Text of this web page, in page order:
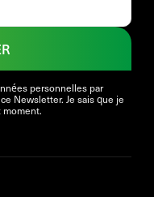
personnelles par
Newsletter. Je sais que je